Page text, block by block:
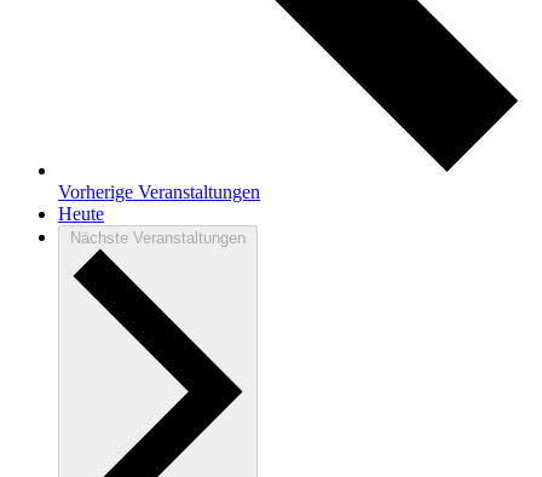
Vorherige Veranstaltungen
Heute
Nächste Veranstaltungen